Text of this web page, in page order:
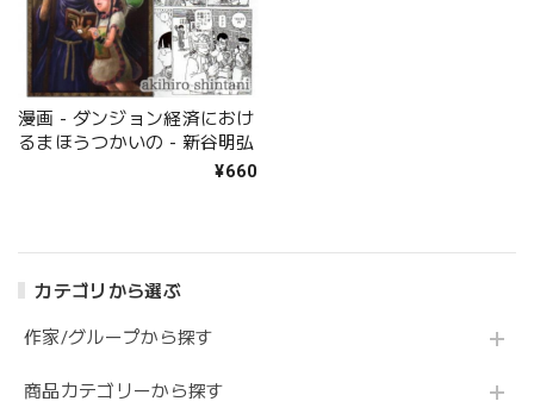
カテゴリから選ぶ
作家/グループから探す
商品カテゴリーから探す
漫画 - ダンジョン経済におけ
るまほうつかいの - 新谷明弘
¥660